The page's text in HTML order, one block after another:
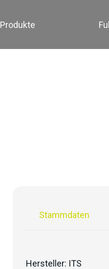
Produkte
Stammdaten
Hersteller: ITS